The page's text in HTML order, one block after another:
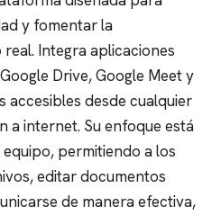
y fomentar la
Integra aplicaciones
Drive, Google Meet y
accesibles desde cualquier
a internet. Su enfoque está
permitiendo a los
editar documentos
de manera efectiva,